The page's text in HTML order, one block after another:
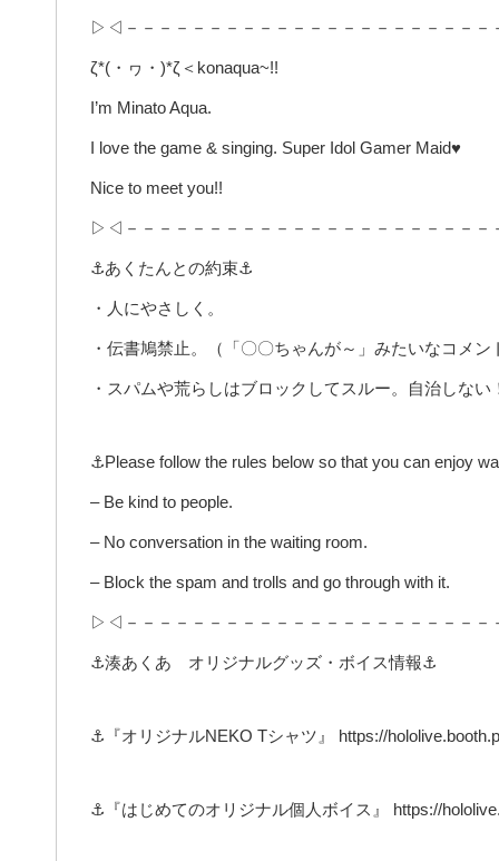
▷◁－－－－－－－－－－－－－－－－－－－－－
ζ*(・ヮ・)*ζ＜konaqua~!!
I’m Minato Aqua.
I love the game & singing. Super Idol Gamer Maid♥
Nice to meet you!!
▷◁－－－－－－－－－－－－－－－－－－－－－
⚓あくたんとの約束⚓
・人にやさしく。
・伝書鳩禁止。（「〇〇ちゃんが～」みたいなコメン
・スパムや荒らしはブロックしてスルー。自治しない
⚓Please follow the rules below so that you can enjoy
– Be kind to people.
– No conversation in the waiting room.
– Block the spam and trolls and go through with it.
▷◁－－－－－－－－－－－－－－－－－－－－－
⚓湊あくあ オリジナルグッズ・ボイス情報⚓
⚓『オリジナルNEKO Tシャツ』 https://
⚓『はじめてのオリジナル個人ボイス』 https://